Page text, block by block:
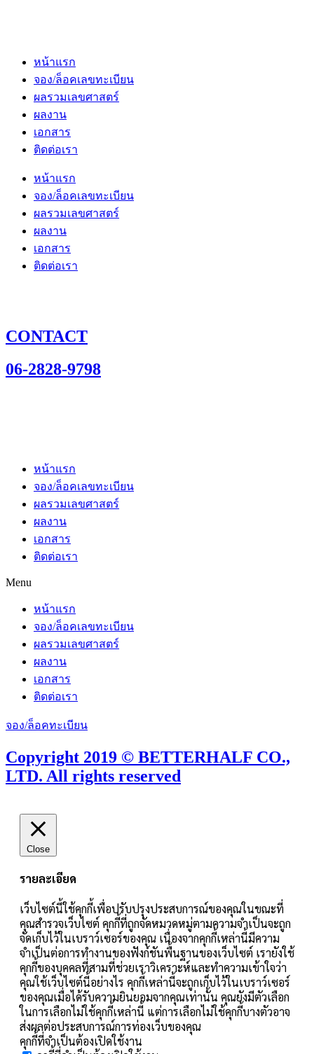
หน้าแรก
จอง/ล็อคเลขทะเบียน
ผลรวมเลขศาสตร์
ผลงาน
เอกสาร
ติดต่อเรา
หน้าแรก
จอง/ล็อคเลขทะเบียน
ผลรวมเลขศาสตร์
ผลงาน
เอกสาร
ติดต่อเรา
CONTACT
06-2828-9798
หน้าแรก
จอง/ล็อคเลขทะเบียน
ผลรวมเลขศาสตร์
ผลงาน
เอกสาร
ติดต่อเรา
Menu
หน้าแรก
จอง/ล็อคเลขทะเบียน
ผลรวมเลขศาสตร์
ผลงาน
เอกสาร
ติดต่อเรา
จอง/ล็อคทะเบียน
Copyright 2019 © BETTERHALF CO.,
LTD. All rights reserved
Close
รายละเอียด
เว็บไซต์นี้ใช้คุกกี้เพื่อปรับปรุงประสบการณ์ของคุณในขณะที่
คุณสำรวจเว็บไซต์ คุกกี้ที่ถูกจัดหมวดหมู่ตามความจำเป็นจะถูก
จัดเก็บไว้ในเบราว์เซอร์ของคุณ เนื่องจากคุกกี้เหล่านี้มีความ
จำเป็นต่อการทำงานของฟังก์ชันพื้นฐานของเว็บไซต์ เรายังใช้
คุกกี้ของบุคคลที่สามที่ช่วยเราวิเคราะห์และทำความเข้าใจว่า
คุณใช้เว็บไซต์นี้อย่างไร คุกกี้เหล่านี้จะถูกเก็บไว้ในเบราว์เซอร์
ของคุณเมื่อได้รับความยินยอมจากคุณเท่านั้น คุณยังมีตัวเลือก
ในการเลือกไม่ใช้คุกกี้เหล่านี้ แต่การเลือกไม่ใช้คุกกี้บางตัวอาจ
ส่งผลต่อประสบการณ์การท่องเว็บของคุณ
คุกกี้ที่จำเป็นต้องเปิดใช้งาน